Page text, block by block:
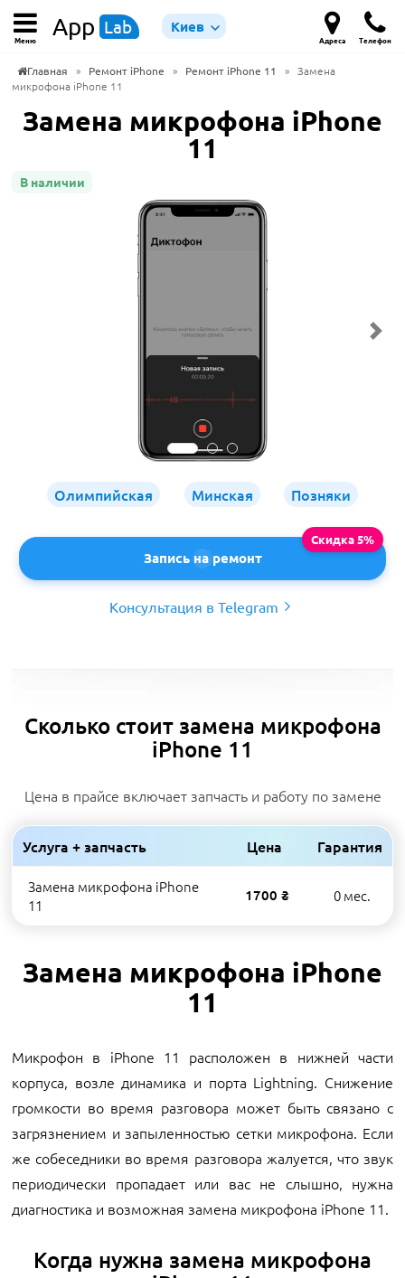
Меню App Lab Киев
Адреса Телефон
Главная » Ремонт iPhone » Ремонт iPhone 11 » Замена
микрофона iPhone 11
Замена микрофона iPhone
11
В наличии
Олимпийская Минская Позняки
Запись на ремонт
Консультация в Telegram
Сколько стоит замена микрофона
iPhone 11
Цена в прайсе включает запчасть и работу по замене
Услуга + запчасть Цена Гарантия
Замена микрофона iPhone
11
1700 ₴ 0 мес.
Замена микрофона iPhone
11
Микрофон в iPhone 11 расположен в нижней части
корпуса, возле динамика и порта Lightning. Снижение
громкости во время разговора может быть связано с
загрязнением и запыленностью сетки микрофона. Если
же собеседники во время разговора жалуется, что звук
периодически пропадает или вас не слышно, нужна
диагностика и возможная замена микрофона iPhone 11.
Когда нужна замена микрофона